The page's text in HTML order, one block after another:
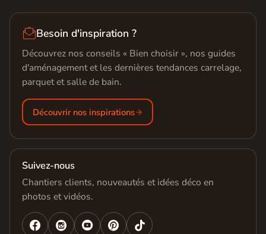
Besoin d'inspiration ?
Découvrez nos conseils « Bien choisir », nos guides
d'aménagement et les dernières tendances carrelage,
parquet et salle de bain.
Découvrir nos inspirations
Suivez-nous
Chantiers clients, nouveautés et idées déco en
photos et vidéos.
   